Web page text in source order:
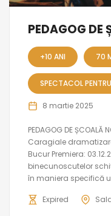
PEDAGOG DE
+10 ANI 70
SPECTACOL
8 martie 2025
PEDAGOG DE
Caragiale
Bucur Premiera:
binecunoscutelor
în maniera specifică
Expired